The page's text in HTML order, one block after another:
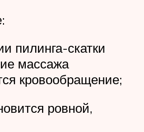
пилинга-скатки
массажа
кровообращение;
ровной,